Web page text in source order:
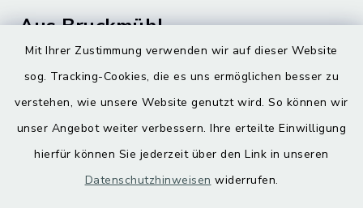
Mit Ihrer Zustimmung verwenden wir auf dieser Website
sog. Tracking-Cookies, die es uns ermöglichen besser zu
verstehen, wie unsere Website genutzt wird. So können wir
unser Angebot weiter verbessern. Ihre erteilte Einwilligung
hierfür können Sie jederzeit über den Link in unseren
Datenschutzhinweisen widerrufen.
Aus Bruckmühl
Digitaler Ortsplan